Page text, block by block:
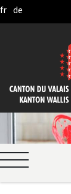
Skip to Main
fr de